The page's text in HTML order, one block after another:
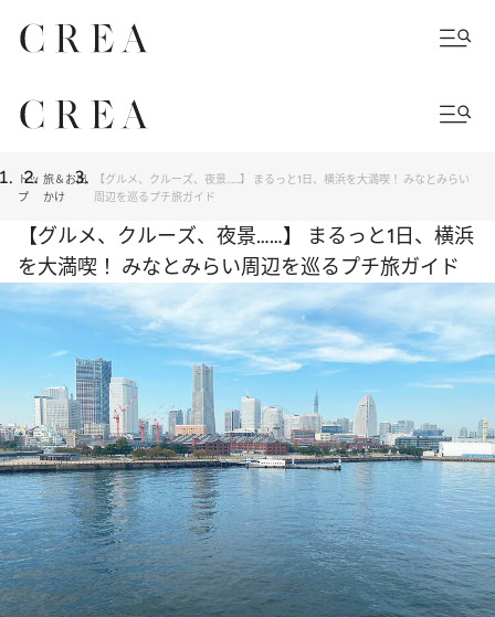
トッ
プ
旅＆お出
かけ
【グルメ、クルーズ、夜景……】 まるっと1日、横浜を大満喫！ みなとみらい
周辺を巡るプチ旅ガイド
【グルメ、クルーズ、夜景……】 まるっと1日、横浜
を大満喫！ みなとみらい周辺を巡るプチ旅ガイド